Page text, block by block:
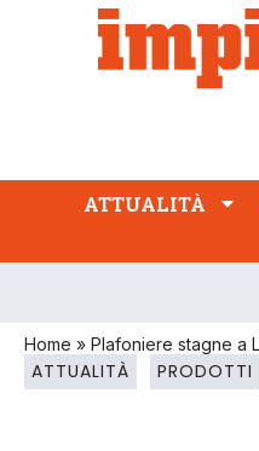
ATTUALITÀ
PROFESSIONE
ATTUALITÀ
Home » Plafoniere stagne a
ATTUALITÀ PRODOTTI